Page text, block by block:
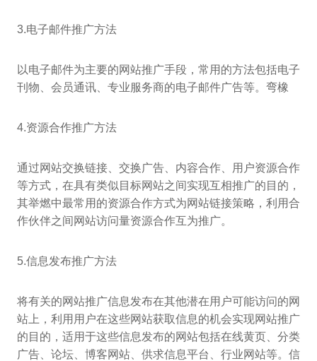
3.电子邮件推广方法
以电子邮件为主要的网站推广手段，常用的方法包括电子
刊物、会员通讯、专业服务商的电子邮件广告等。弯橡
4.资源合作推广方法
通过网站交换链接、交换广告、内容合作、用户资源合作
等方式，在具有类似目标网站之间实现互相推广的目的，
其举燃中最常用的资源合作方式为网站链接策略，利用合
作伙伴之间网站访问量资源合作互为推广。
5.信息发布推广方法
将有关的网站推广信息发布在其他潜在用户可能访问的网
站上，利用用户在这些网站获取信息的机会实现网站推广
的目的，适用于这些信息发布的网站包括在线黄页、分类
广告、论坛、博客网站、供求信息平台、行业网站等。信